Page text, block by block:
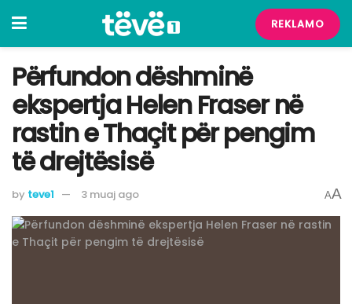
REKLAMO
Përfundon dëshminë
ekspertja Helen Fraser në
rastin e Thaçit për pengim
të drejtësisë
by teve1 3 muaj ago AA